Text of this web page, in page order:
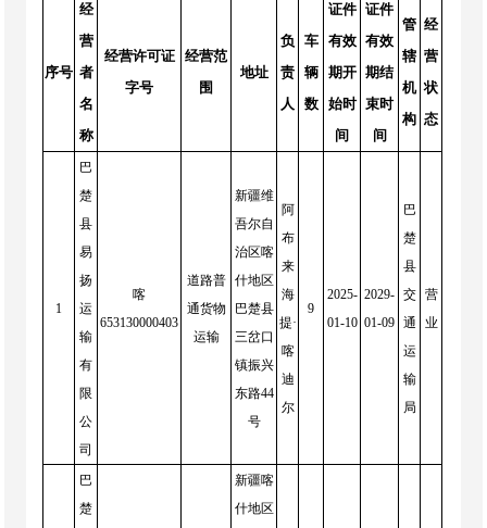
序号
经
营
者
名
称
经营许可证
字号
经营范
围
地址
负
责
人
车
辆
数
证件
有效
期开
始时
间
证件
有效
期结
束时
间
管
辖
机
构
经
营
状
态
1
巴
楚
县
易
扬
运
输
有
限
公
司
喀
653130000403
道路普
通货物
运输
新疆维
吾尔自
治区喀
什地区
巴楚县
三岔口
镇振兴
东路44
号
阿
布
来
海
提·
喀
迪
尔
9
2025-
01-10
2029-
01-09
巴
楚
县
交
通
运
输
局
营
业
巴
楚
新疆喀
什地区